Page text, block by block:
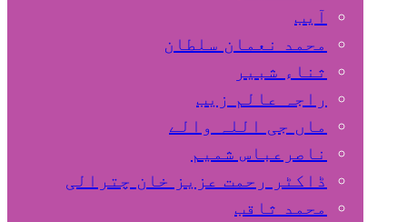
آیب
محمد نعمان سلطان
ثناء شبیر
راجہ عالم زیب
ماں جی اللہ والے
ناصرعباس شمیم
ڈاکٹر رحمت عزیز خان چترالی
محمد ثاقب